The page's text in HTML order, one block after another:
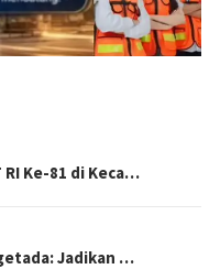
RI Ke-81 di Keca…
Jadikan …